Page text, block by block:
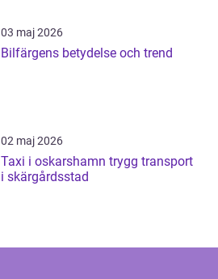
03 maj 2026
Bilfärgens betydelse och trend
02 maj 2026
Taxi i oskarshamn trygg transport
i skärgårdsstad